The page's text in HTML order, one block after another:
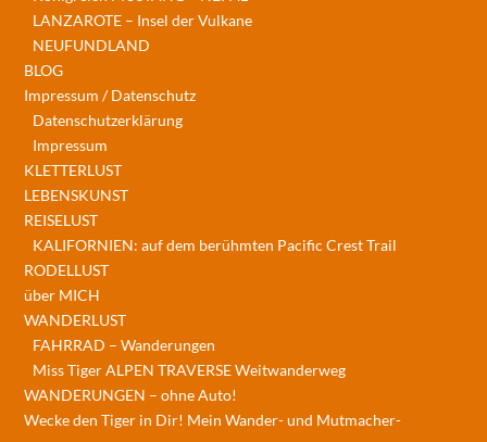
LANZAROTE – Insel der Vulkane
NEUFUNDLAND
BLOG
Impressum / Datenschutz
Datenschutzerklärung
Impressum
KLETTERLUST
LEBENSKUNST
REISELUST
KALIFORNIEN: auf dem berühmten Pacific Crest Trail
RODELLUST
über MICH
WANDERLUST
FAHRRAD – Wanderungen
Miss Tiger ALPEN TRAVERSE Weitwanderweg
WANDERUNGEN – ohne Auto!
Wecke den Tiger in Dir! Mein Wander- und Mutmacher-